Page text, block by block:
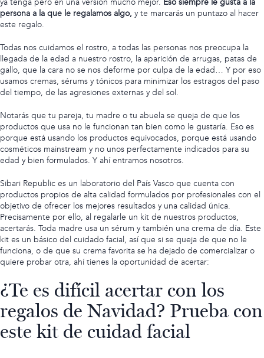
ya tenga pero en una versión mucho mejor. Eso siempre le gusta a la
persona a la que le regalamos algo,y te marcarás un puntazo al hacer
este regalo.
Todas nos cuidamos el rostro, a todas las personas nos preocupa la
llegada de la edad a nuestro rostro, la aparición de arrugas, patas de
gallo, que la cara no se nos deforme por culpa de la edad… Y por eso
usamos cremas, sérums y tónicos para minimizar los estragos del paso
del tiempo, de las agresiones externas y del sol.
Notarás que tu pareja, tu madre o tu abuela se queja de que los
productos que usa no le funcionan tan bien como le gustaría. Eso es
porque está usando los productos equivocados, porque está usando
cosméticos mainstream y no unos perfectamente indicados para su
edad y bien formulados. Y ahí entramos nosotros.
Sibari Republic es un laboratorio del País Vasco que cuenta con
productos propios de alta calidad formulados por profesionales con el
objetivo de ofrecer los mejores resultados y una calidad única.
Precisamente por ello, al regalarle un kit de nuestros productos,
acertarás. Toda madre usa un sérum y también una crema de día. Este
kit es un básico del cuidado facial, así que si se queja de que no le
funciona, o de que su crema favorita se ha dejado de comercializar o
quiere probar otra, ahí tienes la oportunidad de acertar:
¿Te es difícil acertar con los
regalos de Navidad? Prueba con
este kit de cuidad facial